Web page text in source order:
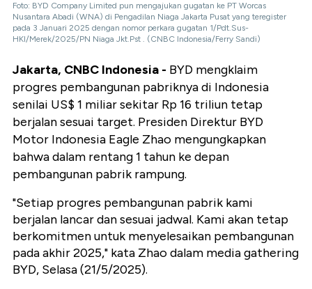
Foto: BYD Company Limited pun mengajukan gugatan ke PT Worcas
Nusantara Abadi (WNA) di Pengadilan Niaga Jakarta Pusat yang teregister
pada 3 Januari 2025 dengan nomor perkara gugatan 1/Pdt.Sus-
HKI/Merek/2025/PN Niaga Jkt.Pst . (CNBC Indonesia/Ferry Sandi)
Jakarta, CNBC Indonesia - BYD mengklaim
progres pembangunan pabriknya di Indonesia
senilai US$ 1 miliar sekitar Rp 16 triliun tetap
berjalan sesuai target. Presiden Direktur BYD
Motor Indonesia Eagle Zhao mengungkapkan
bahwa dalam rentang 1 tahun ke depan
pembangunan pabrik rampung.
"Setiap progres pembangunan pabrik kami
berjalan lancar dan sesuai jadwal. Kami akan tetap
berkomitmen untuk menyelesaikan pembangunan
pada akhir 2025," kata Zhao dalam media gathering
BYD, Selasa (21/5/2025).